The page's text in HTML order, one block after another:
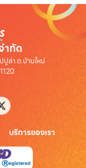
ำกัด
ล่า ต.บ้านใหม่
บริการของเรา